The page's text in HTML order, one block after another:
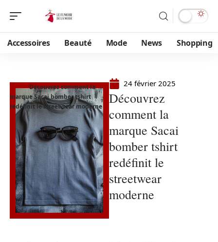
Accessoires Beauté Mode News Shopping
Découvrez comment la
marque Sacai bomber tshirt
redéfinit le streetwear moderne
24 février 2025
Découvrez
comment la
marque Sacai
bomber tshirt
redéfinit le
streetwear
moderne